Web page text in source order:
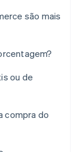
são mais
ou de
compra do